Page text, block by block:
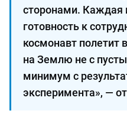
сторонами. Каждая
готовность к
космонавт полетит
на Землю не с
минимум с
эксперимента», —